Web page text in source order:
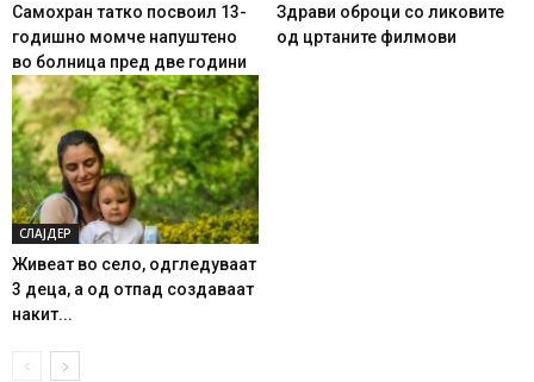
Самохран татко посвоил 13-
годишно момче напуштено
во болница пред две години
Здрави оброци со ликовите
од цртаните филмови
СЛАЈДЕР
Живеат во село, одгледуваат
3 деца, а од отпад создаваат
накит...